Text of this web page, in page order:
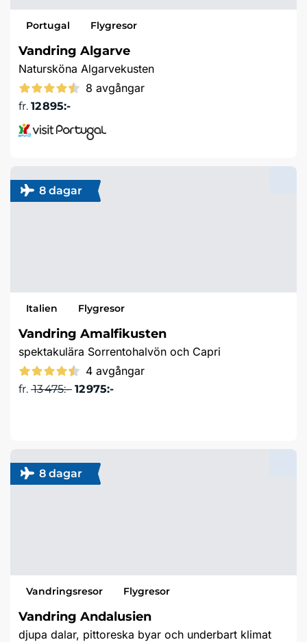
Portugal Flygresor
Vandring Algarve
Natursköna Algarvekusten
8 avgångar
fr. 12 895:-
8 dagar
Italien Flygresor
Vandring Amalfikusten
spektakulära Sorrentohalvön och Capri
4 avgångar
fr. 13 475:- 12 975:-
8 dagar
Vandringsresor Flygresor
Vandring Andalusien
djupa dalar, pittoreska byar och underbart klimat